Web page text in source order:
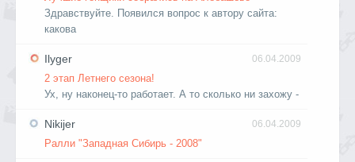
Здравствуйте. Появился вопрос к автору сайта:
какова
06.04.2009
Ilyger
2 этап Летнего сезона!
Ух, ну наконец-то работает. А то сколько ни захожу -
06.04.2009
Nikijer
Ралли "Западная Сибирь - 2008"